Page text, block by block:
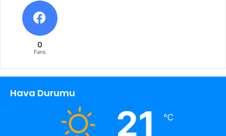
0
Fans
Hava Durumu
21 ℃